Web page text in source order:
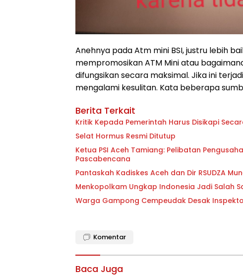
Anehnya pada Atm mini BSI, justru lebih
mempromosikan ATM Mini atau
difungsikan secara maksimal. Jika ini
mengalami kesulitan. Kata beberapa
Berita Terkait
Kritik Kepada Pemerintah Harus
Selat Hormus Resmi Ditutup
Ketua PSI Aceh Tamiang: Pelibatan
Pascabencana
Pantaskah Kadiskes Aceh dan Dir RSUDZA
Menkopolkam Ungkap Indonesia Jadi Salah
Warga Gampong Cempeudak Desak
Komentar
Baca Juga